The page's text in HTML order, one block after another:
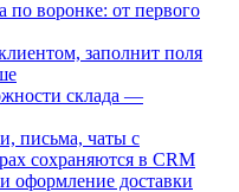
по воронке: от первого
заполнит поля
склада —
письма, чаты с
сохраняются в CRM
оформление доставки